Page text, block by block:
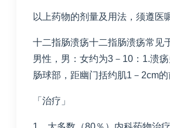
以上药物的剂量及用法，须遵医
十二指肠溃疡十二指肠溃疡常见
男性，男：女约为3－10：1.溃
肠球部，距幽门括约肌1－2cm的
「治疗」